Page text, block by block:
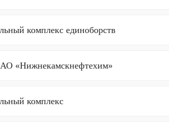
комплекс единоборств
«Нижнекамскнефтехим»
комплекс